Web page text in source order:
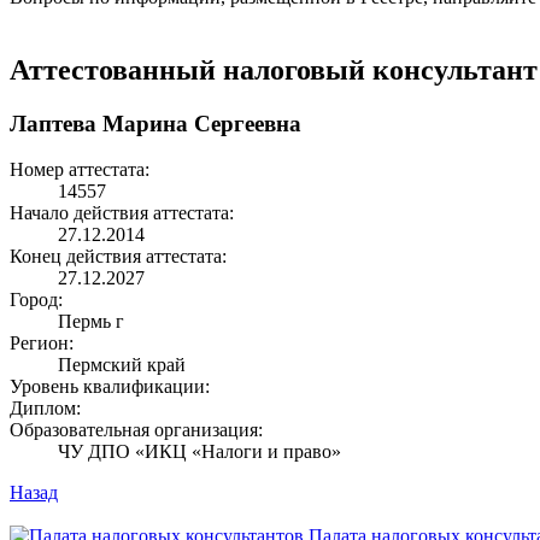
Аттестованный налоговый консультант
Лаптева Марина Сергеевна
Номер аттестата:
14557
Начало действия аттестата:
27.12.2014
Конец действия аттестата:
27.12.2027
Город:
Пермь г
Регион:
Пермский край
Уровень квалификации:
Диплом:
Образовательная организация:
ЧУ ДПО «ИКЦ «Налоги и право»
Назад